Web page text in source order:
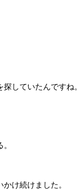
していたんですね。
け続けました。